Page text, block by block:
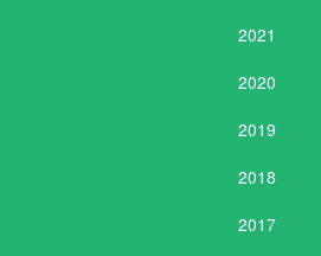
2021
2020
2019
2018
2017